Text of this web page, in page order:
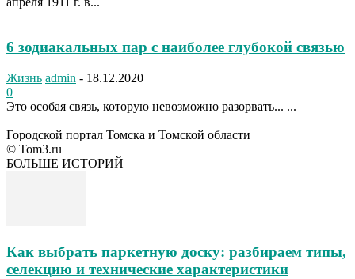
6 зодиакальных пар с наиболее глубокой связью
Жизнь admin - 18.12.2020
0
Это особая связь, которую невозможно разорвать... ...
Городской портал Томска и Томской области
© Tom3.ru
БОЛЬШЕ ИСТОРИЙ
Как выбрать паркетную доску: разбираем типы,
селекцию и технические характеристики